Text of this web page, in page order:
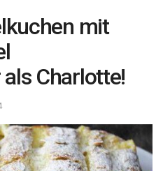
mit
Charlotte!